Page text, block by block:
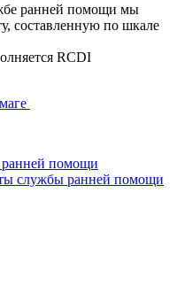
ранней помощи мы
составленную по шкале
RCDI
помощи
службы ранней помощи